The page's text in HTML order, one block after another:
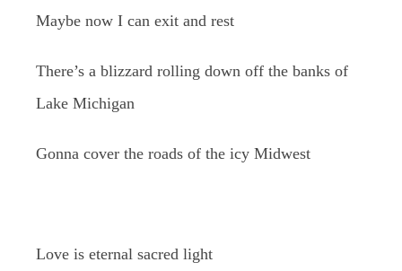
Maybe now I can exit and rest
There’s a blizzard rolling down off the banks of
Lake Michigan
Gonna cover the roads of the icy Midwest
Love is eternal sacred light